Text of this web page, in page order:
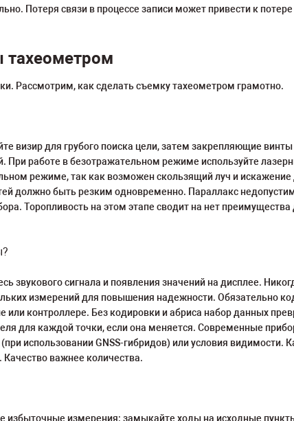
Потеря связи в процессе записи может привести к
тахеометром
Рассмотрим, как сделать съемку тахеометром грамотно.
визир для грубого поиска цели, затем закрепляющие
При работе в безотражательном режиме используйте
режиме, так как возможен скользящий луч и
должно быть резким одновременно. Параллакс
Торопливость на этом этапе сводит на нет
сигнала и появления значений на дисплее.
измерений для повышения надежности. Обязательно
контроллере. Без кодировки и абриса набор данных
для каждой точки, если она меняется. Современные
(при использовании GNSS-гибридов) или условия
важнее количества.
избыточные измерения: замыкайте ходы на исходные